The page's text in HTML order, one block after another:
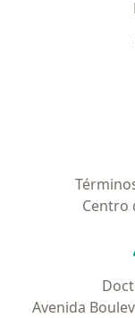
Centro
Avenida